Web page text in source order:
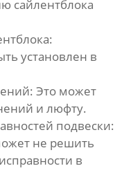
сайлентблока
установлен в
Это может
и люфту.
подвески:
не решить
в